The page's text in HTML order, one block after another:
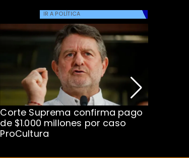
IR A POLÍTICA
Corte Suprema confirma pago
de $1.000 millones por caso
ProCultura